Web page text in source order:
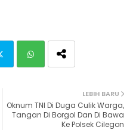
ats
LEBIH BARU
Oknum TNI Di Duga Culik Warga,
Tangan Di Borgol Dan Di Bawa
Ke Polsek Cilegon